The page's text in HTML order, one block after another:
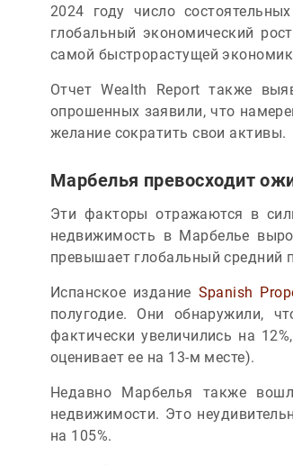
2024 году число
глобальный экономический
самой быстрорастущей
Отчет Wealth Report также
опрошенных заявили, что
желание сократить свои активы.
Марбелья превосходит
Эти факторы отражаются в
недвижимость в Марбелье
превышает глобальный средний
Испанское издание Spanish
полугодие. Они обнаружили,
фактически увеличились на
оценивает ее на 13-м месте).
Недавно Марбелья также
недвижимости. Это
на 105%.